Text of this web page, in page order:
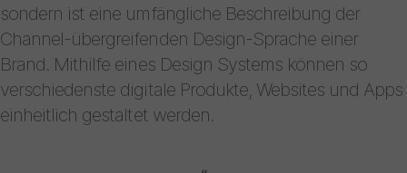
sondern ist eine umfängliche Beschreibung der
Channel-übergreifenden Design-Sprache einer
Brand. Mithilfe eines Design Systems können so
verschiedenste digitale Produkte, Websites und Apps
einheitlich gestaltet werden.